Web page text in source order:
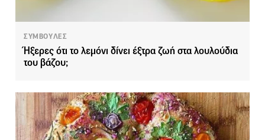
ΣΥΜΒΟΥΛΕΣ
Ήξερες ότι το λεμόνι δίνει έξτρα ζωή στα λουλούδια
του βάζου;